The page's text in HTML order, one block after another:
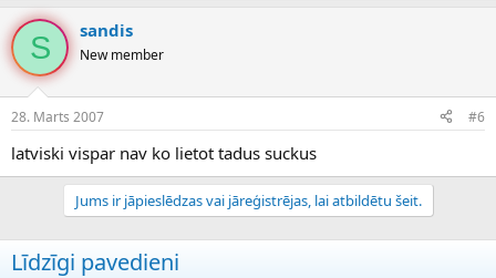
S sandis
New member
28. Marts 2007 #6
latviski vispar nav ko lietot tadus suckus
Jums ir jāpieslēdzas vai jāreģistrējas, lai atbildētu šeit.
Līdzīgi pavedieni